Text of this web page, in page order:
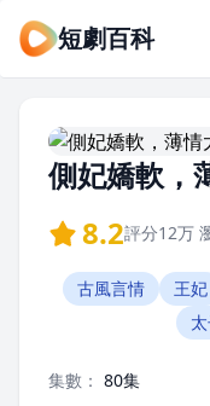
短劇百科
側妃嬌軟，
8.2評分12万
古風言情 王妃
集數： 80集